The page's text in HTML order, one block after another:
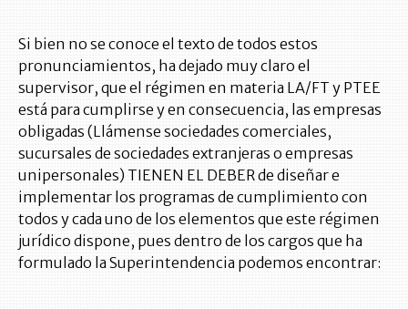
Si bien no se conoce el texto de todos estos
pronunciamientos, ha dejado muy claro el
supervisor, que el régimen en materia LA/FT y PTEE
está para cumplirse y en consecuencia, las empresas
obligadas (Llámense sociedades comerciales,
sucursales de sociedades extranjeras o empresas
unipersonales) TIENEN EL DEBER de diseñar e
implementar los programas de cumplimiento con
todos y cada uno de los elementos que este régimen
jurídico dispone, pues dentro de los cargos que ha
formulado la Superintendencia podemos encontrar: